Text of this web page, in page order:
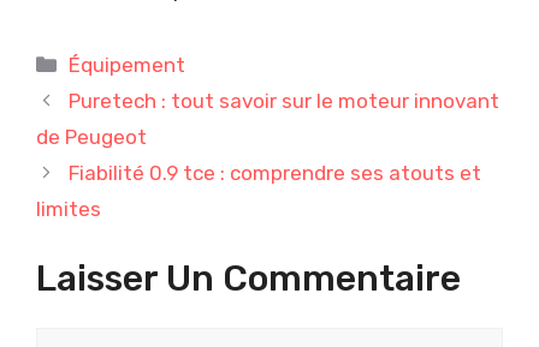
Catégories
Équipement
Puretech : tout savoir sur le moteur innovant
de Peugeot
Fiabilité 0.9 tce : comprendre ses atouts et
limites
Laisser Un Commentaire